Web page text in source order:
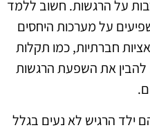
על הרגשות. חשוב ללמד
על מערכות היחסים
חברתיות, כמו תקלות
להבין את השפעת הרגשות
ילד הרגיש לא נעים בגלל